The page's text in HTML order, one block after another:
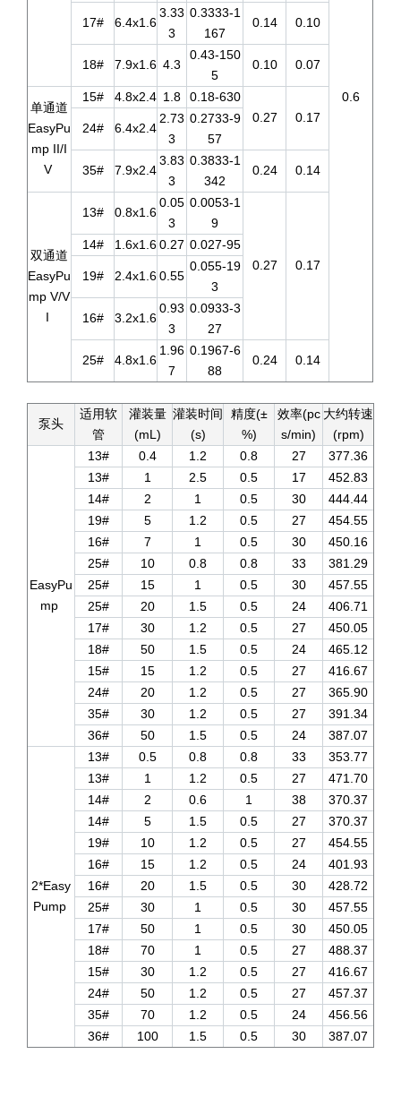
0.6
17# 6.4x1.6
3.33
3
0.3333-1
167
0.14 0.10
18# 7.9x1.6 4.3
0.43-150
5
0.10 0.07
单通道
EasyPu
mp II/I
V
15# 4.8x2.4 1.8
0.18-630
0.27
0.17
24# 6.4x2.4
2.73
3
0.2733-9
57
35# 7.9x2.4
3.83
3
0.3833-1
342
0.24 0.14
双通道
EasyPu
mp V/V
I
13# 0.8x1.6
0.05
3
0.0053-1
9
0.27 0.17
14# 1.6x1.60.27 0.027-95
19# 2.4x1.60.55
0.055-19
3
16# 3.2x1.6
0.93
3
0.0933-3
27
25# 4.8x1.6
1.96
7
0.1967-6
88
0.24 0.14
泵头
适用软
管
灌装量
(mL)
灌装时间
(s)
精度(±
%)
效率(pc
s/min)
大约转速
(rpm)
EasyPu
mp
13# 0.4 1.2 0.8 27
377.36
13#
1 2.5 0.5 17
452.83
14#
2 1 0.5 30
444.44
19#
5 1.2 0.5 27
454.55
16#
7 1 0.5 30
450.16
25#
10 0.8 0.8 33
381.29
25#
15 1 0.5 30
457.55
25#
20 1.5 0.5 24
406.71
17#
30 1.2 0.5 27
450.05
18#
50 1.5 0.5 24
465.12
15#
15 1.2 0.5 27
416.67
24#
20 1.2 0.5 27
365.90
35#
30 1.2 0.5 27
391.34
36#
50 1.5 0.5 24 387.07
2*Easy
Pump
13# 0.5 0.8 0.8 33
353.77
13#
1 1.2 0.5 27
471.70
14#
2 0.6 1 38
370.37
14#
5 1.5 0.5 27
370.37
19#
10 1.2 0.5 27
454.55
16#
15 1.2 0.5 24
401.93
16#
20 1.5 0.5 30
428.72
25#
30 1 0.5 30
457.55
17#
50 1 0.5 30
450.05
18#
70 1 0.5 27
488.37
15#
30 1.2 0.5 27
416.67
24#
50 1.2 0.5 27
457.37
35#
70 1.2 0.5 24
456.56
36#
100 1.5 0.5 30 387.07